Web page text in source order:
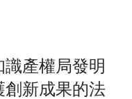
識產權局發明
創新成果的法